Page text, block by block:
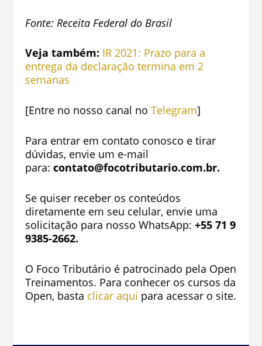
Fonte: Receita Federal do Brasil
Veja também: IR 2021: Prazo para a
entrega da declaração termina em 2
semanas
[Entre no nosso canal no Telegram]
Para entrar em contato conosco e tirar
dúvidas, envie um e-mail
para: contato@focotributario.com.br.
Se quiser receber os conteúdos
diretamente em seu celular, envie uma
solicitação para nosso WhatsApp: +55 71 9
9385-2662.
O Foco Tributário é patrocinado pela Open
Treinamentos. Para conhecer os cursos da
Open, basta clicar aqui para acessar o site.